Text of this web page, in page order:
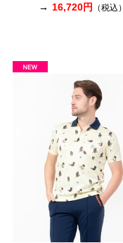
16,720円 （税込）